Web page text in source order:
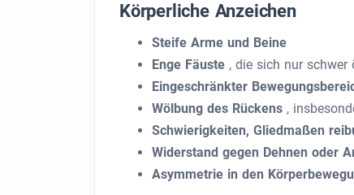
Körperliche Anzeichen
Steife Arme und Beine
Enge Fäuste , die sich nur schwer
Eingeschränkter
Wölbung des Rückens ,
Schwierigkeiten, Gliedmaßen
Widerstand gegen Dehnen oder
Asymmetrie in den